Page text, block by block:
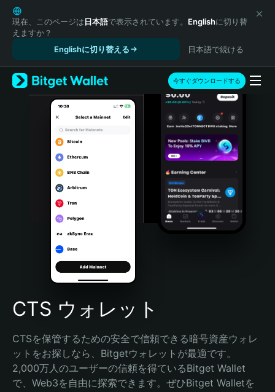
English
日本語
Tiếng Việt
Español (Latinoamérica)
Türkçe
Italiano
Português (Portugal)
Bahasa Indonesia
Português (Brasil)
Español (Argentina)
現在、このページは日本語で表示されています。 Englishに切り替
えますか？
Englishに切り替える
日本語で続ける
今すぐダウンロードする
CTS ウォレット
CTSを保管するための安全で信頼できる暗号資産ウォレ
ットをお探しなら、Bitgetウォレットが最適です。
2,000万人のユーザーの信頼を得ているBitget Wallet
で、Web3を自由に探索できます。ぜひBitget Walletを